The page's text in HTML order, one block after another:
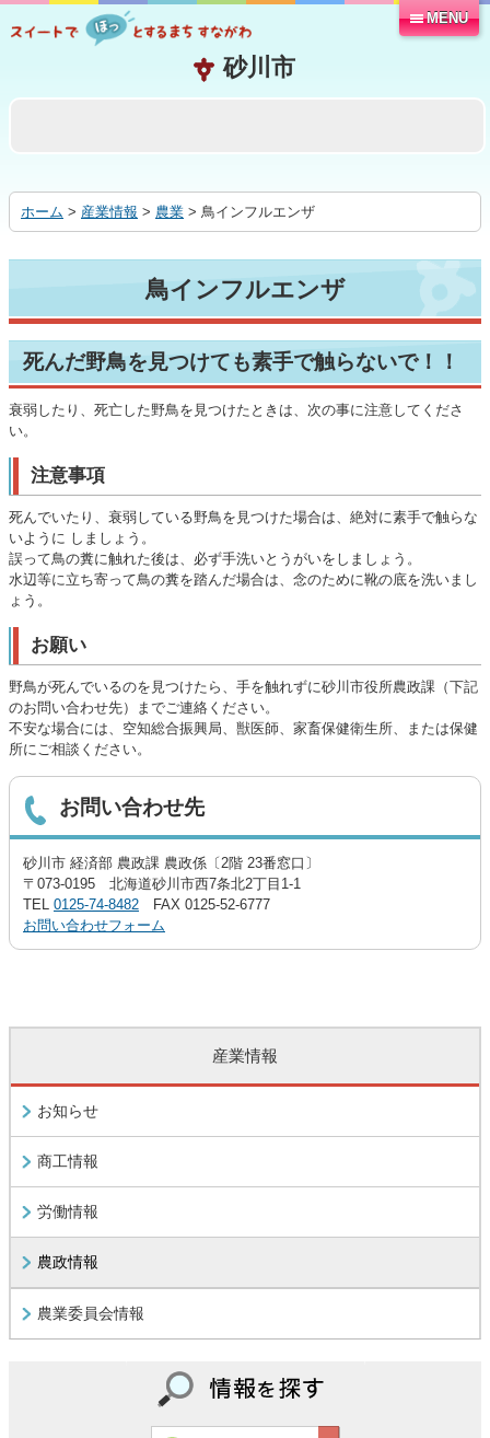
る
MENU
ホーム > 産業情報 > 農業 > 鳥インフルエンザ
鳥インフルエンザ
死んだ野鳥を見つけても素手で触らないで！！
衰弱したり、死亡した野鳥を見つけたときは、次の事に注意してくださ
い。
注意事項
死んでいたり、衰弱している野鳥を見つけた場合は、絶対に素手で触らな
いように しましょう。
誤って鳥の糞に触れた後は、必ず手洗いとうがいをしましょう。
水辺等に立ち寄って鳥の糞を踏んだ場合は、念のために靴の底を洗いまし
ょう。
お願い
野鳥が死んでいるのを見つけたら、手を触れずに砂川市役所農政課（下記
のお問い合わせ先）までご連絡ください。
不安な場合には、空知総合振興局、獣医師、家畜保健衛生所、または保健
所にご相談ください。
お問い合わせ先
砂川市 経済部 農政課 農政係〔2階 23番窓口〕
〒073-0195 北海道砂川市西7条北2丁目1-1
TEL 0125-74-8482 FAX 0125-52-6777
お問い合わせフォーム
産業情報
お知らせ
商工情報
労働情報
農政情報
農業委員会情報